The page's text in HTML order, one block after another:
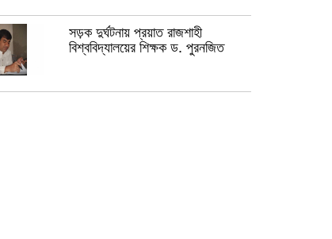
সড়ক দুর্ঘটনায় প্রয়াত রাজশাহী
বিশ্ববিদ্যালয়ের শিক্ষক ড. পুরনজিত